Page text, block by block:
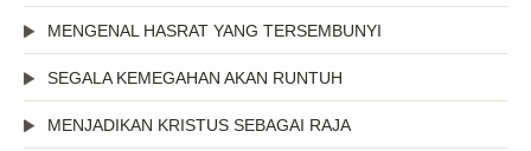
MENGENAL HASRAT YANG TERSEMBUNYI
SEGALA KEMEGAHAN AKAN RUNTUH
MENJADIKAN KRISTUS SEBAGAI RAJA